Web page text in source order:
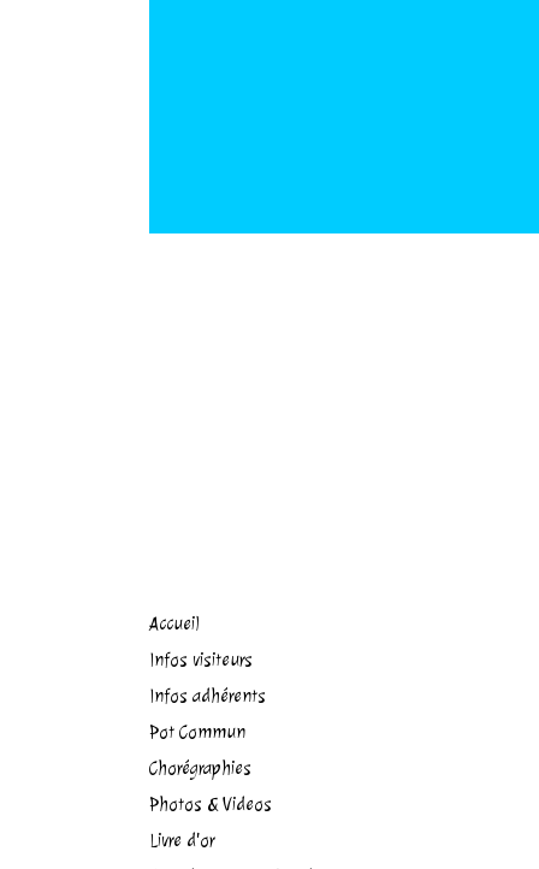
Accueil
Infos visiteurs
Infos adhérents
Pot Commun
Chorégraphies
Photos & Videos
Livre d'or